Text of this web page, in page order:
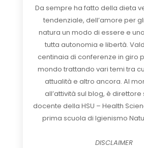
Da sempre ha fatto della dieta
tendenziale, dell’amore per
natura un modo di essere e
tutta autonomia e libertà.
centinaia di conferenze in giro
mondo trattando vari temi tra
attualità e altro ancora. Al
all’attività sul blog, è
docente della HSU – Health
prima scuola di Igienismo
DISCLAIMER